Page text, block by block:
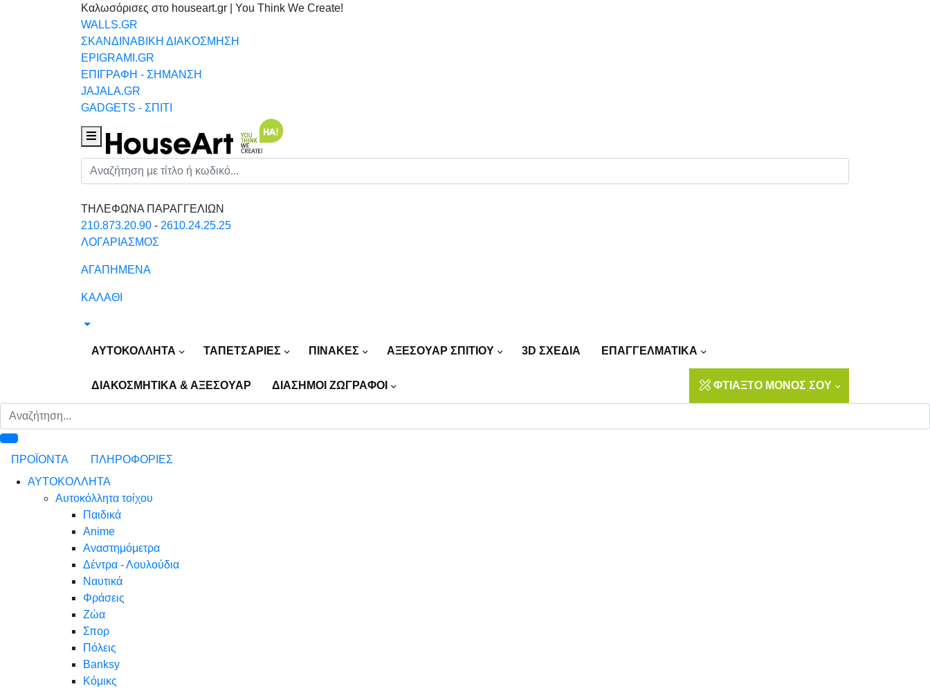
Καλωσόρισες στο houseart.gr | You Think We Create!
WALLS.GR
ΣΚΑΝΔΙΝΑΒΙΚΗ ΔΙΑΚΟΣΜΗΣΗ
EPIGRAMI.GR
ΕΠΙΓΡΑΦΗ - ΣΗΜΑΝΣΗ
JAJALA.GR
GADGETS - ΣΠΙΤΙ
Houseart Menu
Αναζήτηση
ΤΗΛΕΦΩΝΑ ΠΑΡΑΓΓΕΛΙΩΝ
210.873.20.90 - 2610.24.25.25
ΛΟΓΑΡΙΑΣΜΟΣ
ΑΓΑΠΗΜΕΝΑ
ΚΑΛΑΘΙ
ΑΥΤΟΚΟΛΛΗΤΑ ΤΑΠΕΤΣΑΡΙΕΣ ΠΙΝΑΚΕΣ ΑΞΕΣΟΥΑΡ ΣΠΙΤΙΟΥ 3D ΣΧΕΔΙΑ ΕΠΑΓΓΕΛΜΑΤΙΚΑ
ΔΙΑΚΟΣΜΗΤΙΚΑ & ΑΞΕΣΟΥΑΡ ΔΙΑΣΗΜΟΙ ΖΩΓΡΑΦΟΙ ΦΤΙΑΞΤΟ ΜΟΝΟΣ ΣΟΥ
ΠΡΟΪΟΝΤΑ
ΠΛΗΡΟΦΟΡΙΕΣ
ΑΥΤΟΚΟΛΛΗΤΑ
Αυτοκόλλητα τοίχου
Παιδικά
Anime
Αναστημόμετρα
Δέντρα - Λουλούδια
Ναυτικά
Φράσεις
Ζώα
Σπορ
Πόλεις
Banksy
Κόμικς